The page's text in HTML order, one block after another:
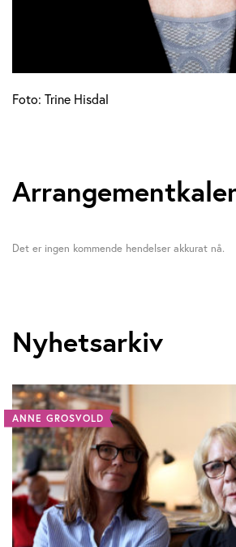
Foto: Trine Hisdal
Det er ingen kommende hendelser akkurat nå.
Nyhetsarkiv
ANNE GROSVOLD